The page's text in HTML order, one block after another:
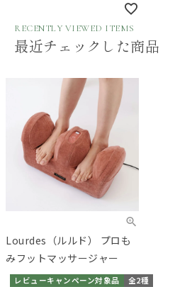
RECENTLY VIEWED ITEMS
最近チェックした商品
Lourdes（ルルド） プロも
みフットマッサージャー
レビューキャンペーン対象品 全2種